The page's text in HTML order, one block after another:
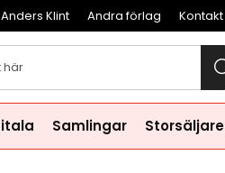
Klint Andra förlag Kontakt
Samlingar Storsäljare